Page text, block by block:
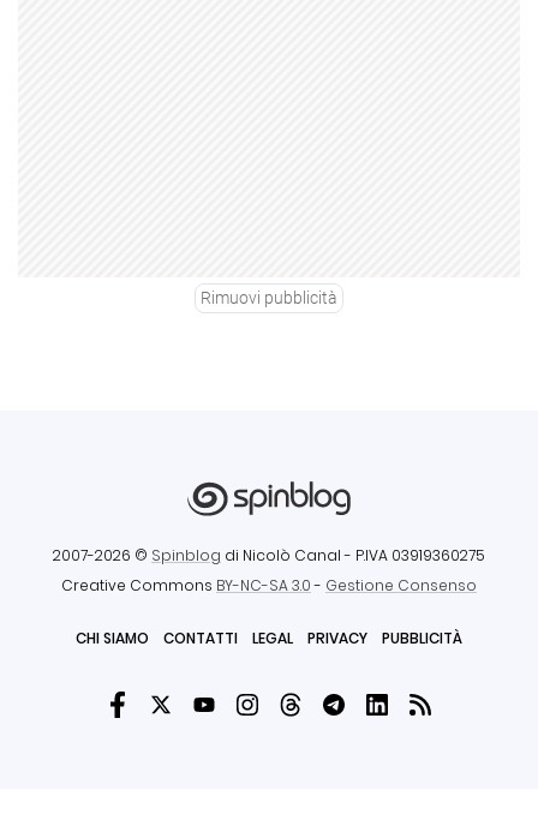
Rimuovi pubblicità
2007-2026 © Spinblog di Nicolò Canal - P.IVA 03919360275
Creative Commons BY-NC-SA 3.0- Gestione Consenso
CHI SIAMO CONTATTI LEGAL PRIVACY PUBBLICITÀ